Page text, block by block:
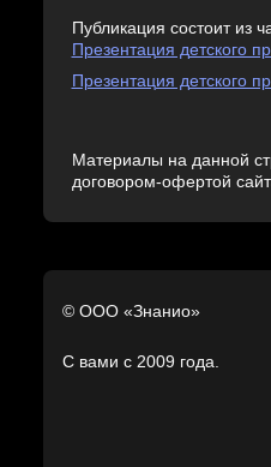
Публикация состоит из
Презентация детского
Презентация детского
Материалы на данной
договором-офертой
© ООО «Знанио»
С вами с 2009 года.